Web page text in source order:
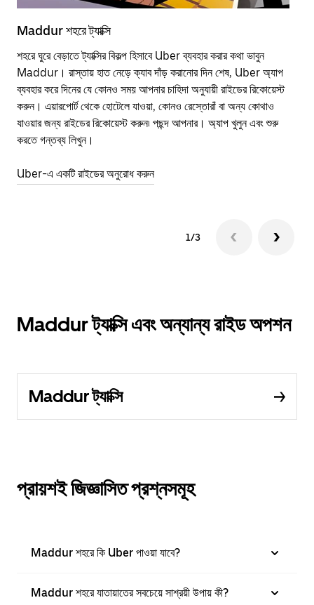
Maddur শহরে ট্যাক্সি
শহরে ঘুরে বেড়াতে ট্যাক্সির বিকল্প হিসাবে Uber ব্যবহার করার কথা ভাবুন
Maddur। রাস্তায় হাত নেড়ে ক্যাব দাঁড় করানোর দিন শেষ, Uber অ্যাপ
ব্যবহার করে দিনের যে কোনও সময় আপনার চাহিদা অনুযায়ী রাইডের রিকোয়েস্ট
করুন। এয়ারপোর্ট থেকে হোটেলে যাওয়া, কোনও রেস্তোরাঁ বা অন্য কোথাও
যাওয়ার জন্য রাইডের রিকোয়েস্ট করুন৷ পছন্দ আপনার। অ্যাপ খুলুন এবং শুরু
করতে গন্তব্য লিখুন।
Uber-এ একটি রাইডের অনুরোধ করুন
1/3
Maddur ট্যাক্সি এবং অন্যান্য রাইড অপশন
Maddur ট্যাক্সি
প্রায়শই জিজ্ঞাসিত প্রশ্নসমূহ
Maddur শহরে কি Uber পাওয়া যাবে?
Maddur শহরে যাতায়াতের সবচেয়ে সাশ্রয়ী উপায় কী?